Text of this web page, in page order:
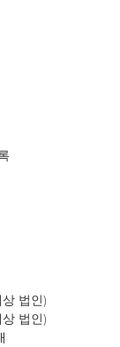
법인)
법인)